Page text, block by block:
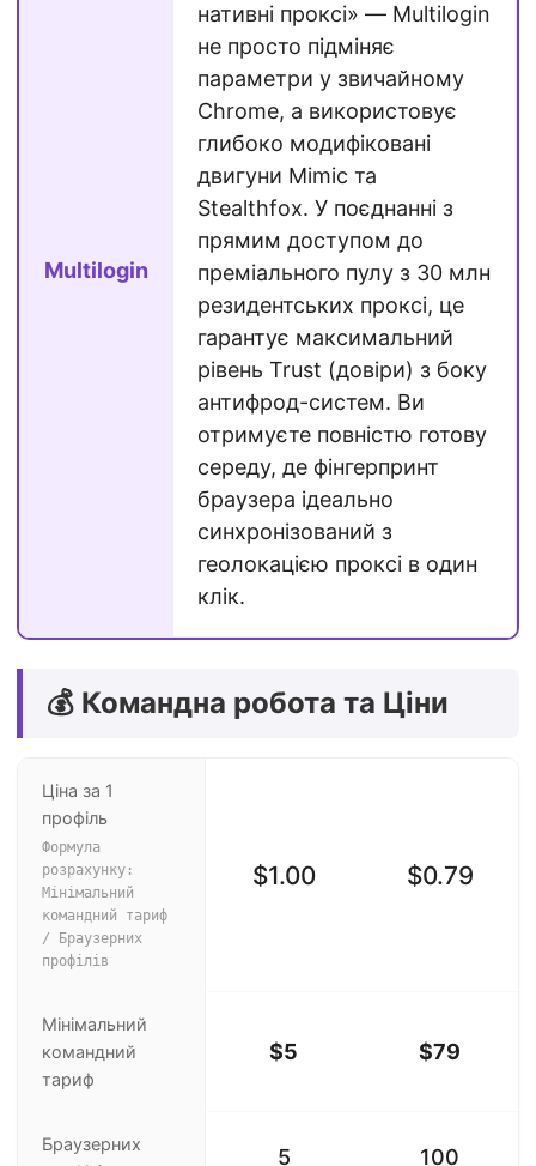
Multilogin
нативні проксі» — Multilogin
не просто підміняє
параметри у звичайному
Chrome, а використовує
глибоко модифіковані
двигуни Mimic та
Stealthfox. У поєднанні з
прямим доступом до
преміального пулу з 30 млн
резидентських проксі, це
гарантує максимальний
рівень Trust (довіри) з боку
антифрод-систем. Ви
отримуєте повністю готову
середу, де фінгерпринт
браузера ідеально
синхронізований з
геолокацією проксі в один
клік.
💰 Командна робота та Ціни
Ціна за 1
профіль
Формула
розрахунку:
Мінімальний
командний тариф
/ Браузерних
профілів
$1.00 $0.79
Мінімальний
командний
тариф
$5 $79
Браузерних
5 100